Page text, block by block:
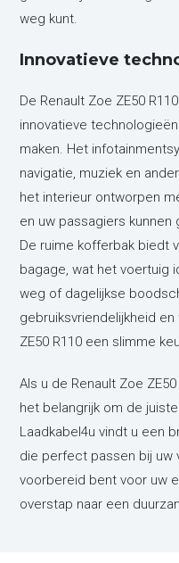
weg kunt.
Innovatieve
De Renault Zoe ZE50
innovatieve
maken. Het
navigatie, muziek en
het interieur ontworpen
en uw passagiers kunnen
De ruime kofferbak biedt
bagage, wat het voertuig
weg of dagelijkse
gebruiksvriendelijkheid
ZE50 R110 een slimme
Als u de Renault Zoe
het belangrijk om de
Laadkabel4u vindt u een
die perfect passen bij uw
voorbereid bent voor uw
overstap naar een